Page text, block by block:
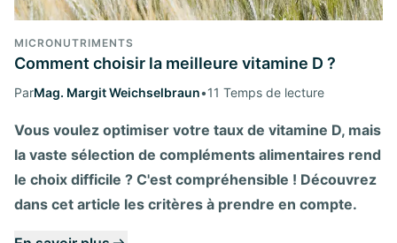
MICRONUTRIMENTS
Comment choisir la meilleure vitamine D ?
ParMag. Margit Weichselbraun•11 Temps de lecture
Vous voulez optimiser votre taux de vitamine D, mais
la vaste sélection de compléments alimentaires rend
le choix difficile ? C'est compréhensible ! Découvrez
dans cet article les critères à prendre en compte.